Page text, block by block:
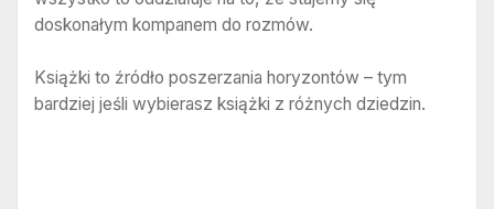
doskonałym kompanem do rozmów.
Książki to źródło poszerzania horyzontów – tym
bardziej jeśli wybierasz książki z różnych dziedzin.